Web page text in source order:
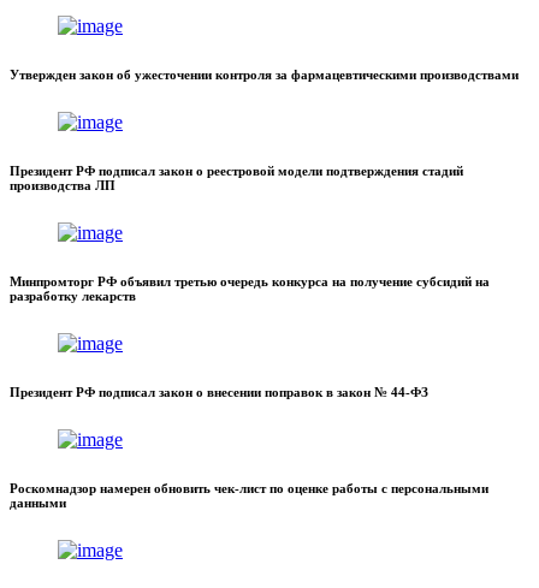
Утвержден закон об ужесточении контроля за фармацевтическими производствами
Президент РФ подписал закон о реестровой модели подтверждения стадий
производства ЛП
Минпромторг РФ объявил третью очередь конкурса на получение субсидий на
разработку лекарств
Президент РФ подписал закон о внесении поправок в закон № 44-ФЗ
Роскомнадзор намерен обновить чек-лист по оценке работы с персональными
данными